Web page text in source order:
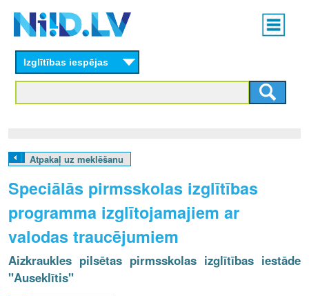
content
Main
menu
L
V
Izglītības iespējas
Atpakaļ uz meklēšanu
Speciālās pirmsskolas izglītības
programma izglītojamajiem ar
valodas traucējumiem
Aizkraukles pilsētas pirmsskolas izglītības iestāde
"Auseklītis"